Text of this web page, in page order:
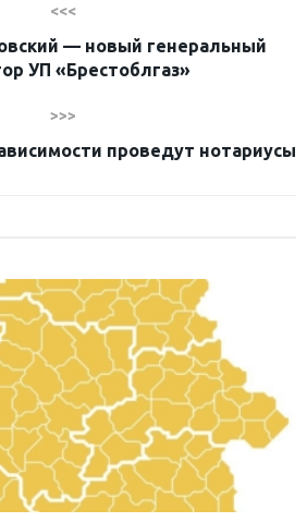
<<<
— новый генеральный
УП «Брестоблгаз»
>>>
проведут нотариусы